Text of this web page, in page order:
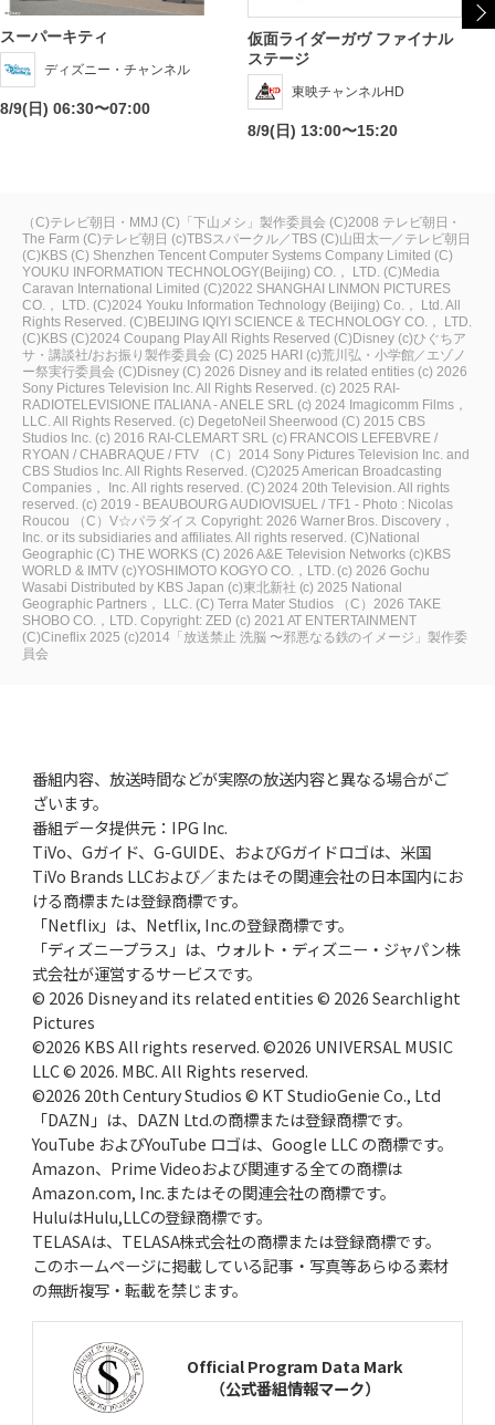
スーパーキティ
ディズニー・チャンネル
8/9(日) 06:30〜07:00
仮面ライダーガヴ ファイナル
ステージ
東映チャンネルHD
8/9(日) 13:00〜15:20
（C)テレビ朝日・MMJ (C)「下山メシ」製作委員会 (C)2008 テレビ朝日・
The Farm (C)テレビ朝日 (c)TBSスパークル／TBS (C)山田太一／テレビ朝日
(C)KBS (C) Shenzhen Tencent Computer Systems Company Limited (C)
YOUKU INFORMATION TECHNOLOGY(Beijing) CO.， LTD. (C)Media
Caravan International Limited (C)2022 SHANGHAI LINMON PICTURES
CO.， LTD. (C)2024 Youku Information Technology (Beijing) Co.， Ltd. All
Rights Reserved. (C)BEIJING IQIYI SCIENCE & TECHNOLOGY CO.， LTD.
(C)KBS (C)2024 Coupang Play All Rights Reserved (C)Disney (c)ひぐちア
サ・講談社/おお振り製作委員会 (C) 2025 HARI (c)荒川弘・小学館／エゾノ
ー祭実行委員会 (C)Disney (C) 2026 Disney and its related entities (c) 2026
Sony Pictures Television Inc. All Rights Reserved. (c) 2025 RAI-
RADIOTELEVISIONE ITALIANA - ANELE SRL (c) 2024 Imagicomm Films，
LLC. All Rights Reserved. (c) DegetoNeil Sheerwood (C) 2015 CBS
Studios Inc. (c) 2016 RAI-CLEMART SRL (c) FRANCOIS LEFEBVRE /
RYOAN / CHABRAQUE / FTV
（C）2014 Sony Pictures Television Inc. and
CBS Studios Inc. All Rights Reserved. (C)2025 American Broadcasting
Companies， Inc. All rights reserved. (C) 2024 20th Television. All rights
reserved. (c) 2019 - BEAUBOURG AUDIOVISUEL / TF1 - Photo : Nicolas
Roucou
（C）V☆パラダイス Copyright: 2026 Warner Bros. Discovery，
Inc. or its subsidiaries and affiliates. All rights reserved. (C)National
Geographic (C) THE WORKS (C) 2026 A&E Television Networks (c)KBS
WORLD & IMTV (c)YOSHIMOTO KOGYO CO.，LTD. (c) 2026 Gochu
Wasabi Distributed by KBS Japan (c)東北新社 (c) 2025 National
Geographic Partners， LLC. (C) Terra Mater Studios
（C）2026 TAKE
SHOBO CO.，LTD. Copyright: ZED (c) 2021 AT ENTERTAINMENT
(C)Cineflix 2025 (c)2014「放送禁止 洗脳 〜邪悪なる鉄のイメージ」製作委
員会
番組内容、放送時間などが実際の放送内容と異なる場合がご
ざいます。
番組データ提供元：IPG Inc.
TiVo、Gガイド、G-GUIDE、およびGガイドロゴは、米国
TiVo Brands LLCおよび／またはその関連会社の日本国内にお
ける商標または登録商標です。
「Netflix」は、Netflix, Inc.の登録商標です。
「ディズニープラス」は、ウォルト・ディズニー・ジャパン株
式会社が運営するサービスです。
© 2026 Disney and its related entities © 2026 Searchlight
Pictures
©2026 KBS All rights reserved. ©2026 UNIVERSAL MUSIC
LLC © 2026. MBC. All Rights reserved.
©2026 20th Century Studios © KT StudioGenie Co., Ltd
「DAZN」は、DAZN Ltd.の商標または登録商標です。
YouTube およびYouTube ロゴは、Google LLC の商標です。
Amazon、Prime Videoおよび関連する全ての商標は
Amazon.com, Inc.またはその関連会社の商標です。
HuluはHulu,LLCの登録商標です。
TELASAは、TELASA株式会社の商標または登録商標です。
このホームページに掲載している記事・写真等あらゆる素材
の無断複写・転載を禁じます。
Official Program Data Mark
（公式番組情報マーク）